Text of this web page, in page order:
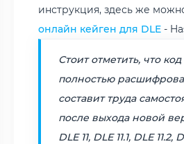
инструкция, здесь же
онлайн кейген для DLE -
Стоит отметить, что
полностью
составит труда
после выхода новой
DLE 11, DLE 11.1, DLE 11.2,